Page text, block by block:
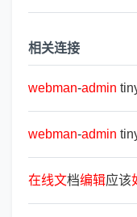
相关连接
webman-admin
webman-admin
在线文档编辑应该